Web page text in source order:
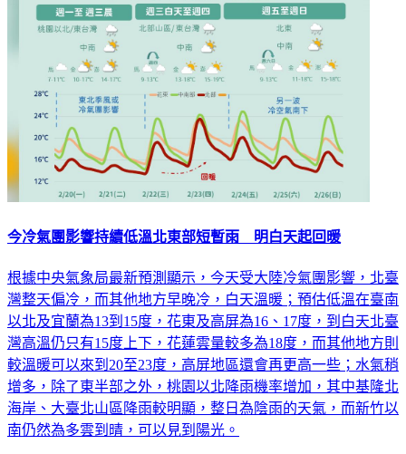
今冷氣團影響持續低溫北東部短暫雨 明白天起回暖
根據中央氣象局最新預測顯示，今天受大陸冷氣團影響，北臺
灣整天偏冷，而其他地方早晚冷，白天溫暖；預估低溫在臺南
以北及宜蘭為13到15度，花東及高屏為16、17度，到白天北臺
灣高溫仍只有15度上下，花蓮雲量較多為18度，而其他地方則
較溫暖可以來到20至23度，高屏地區還會再更高一些；水氣稍
增多，除了東半部之外，桃園以北降雨機率增加，其中基隆北
海岸、大臺北山區降雨較明顯，整日為陰雨的天氣，而新竹以
南仍然為多雲到晴，可以見到陽光。